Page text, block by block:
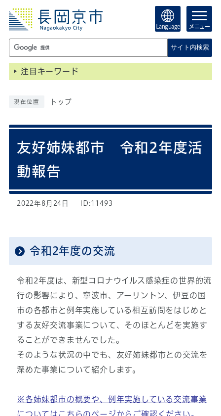
Language メニュー
サイト内検索
注目キーワード
現在位置 トップ
友好姉妹都市 令和2年度活
動報告
2022年8月24日 ID:11493
令和2年度の交流
令和2年度は、新型コロナウイルス感染症の世界的流
行の影響により、寧波市、アーリントン、伊豆の国
市の各都市と例年実施している相互訪問をはじめと
する友好交流事業について、そのほとんどを実施す
ることができませんでした。
そのような状況の中でも、友好姉妹都市との交流を
深めた事業について紹介します。
※各姉妹都市の概要や、例年実施している交流事業
についてはこちらのページからご確認ください。